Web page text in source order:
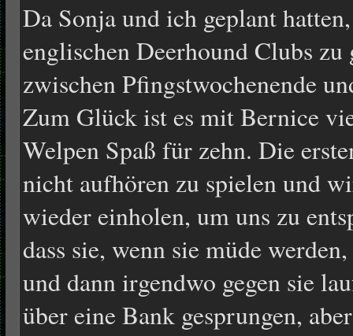
Da Sonja und ich geplant
englischen Deerhound Clubs
zwischen Pfingstwochenende
Zum Glück ist es mit Bernice
Welpen Spaß für zehn. Die
nicht aufhören zu spielen und
wieder einholen, um uns zu
dass sie, wenn sie müde
und dann irgendwo gegen sie
über eine Bank gesprungen,